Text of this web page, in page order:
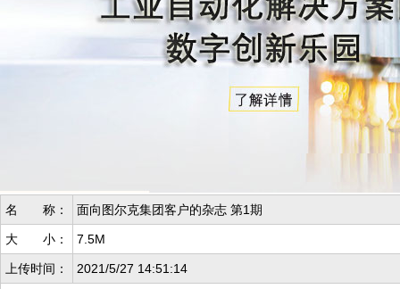
名 称： 面向图尔克集团客户的杂志 第1期
大 小： 7.5M
上传时间： 2021/5/27 14:51:14